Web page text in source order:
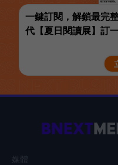
一鍵訂閱，解鎖最完
代【夏日閱讀展】訂
媒體